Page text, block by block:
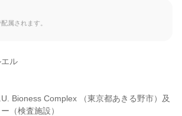
属されます。
ル
Bioness Complex （東京都あきる野市）及
（検査施設）